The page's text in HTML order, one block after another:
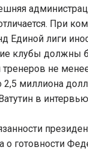
При
Единой лиги
клубы должны
не
2,5 миллиона
в
о готовности